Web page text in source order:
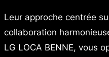
Leur approche centrée
collaboration
LG LOCA BENNE, vous